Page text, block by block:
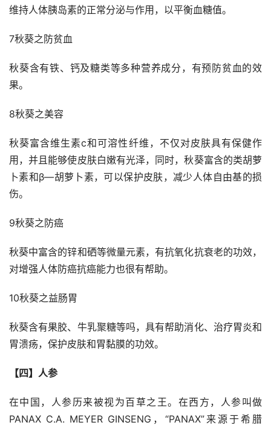
维持人体胰岛素的正常分泌与作用，以平衡血糖值。
7秋葵之防贫血
秋葵含有铁、钙及糖类等多种营养成分，有预防贫血的效
果。
8秋葵之美容
秋葵富含维生素c和可溶性纤维，不仅对皮肤具有保健作
用，并且能够使皮肤白嫩有光泽，同时，秋葵富含的类胡萝
卜素和β—胡萝卜素，可以保护皮肤，减少人体自由基的损
伤。
9秋葵之防癌
秋葵中富含的锌和硒等微量元素，有抗氧化抗衰老的功效，
对增强人体防癌抗癌能力也很有帮助。
10秋葵之益肠胃
秋葵含有果胶、牛乳聚糖等吗，具有帮助消化、治疗胃炎和
胃溃疡，保护皮肤和胃黏膜的功效。
【四】人参
在中国，人参历来被视为百草之王。在西方，人参叫做
PANAX C.A. MEYER GINSENG，“PANAX”来源于希腊